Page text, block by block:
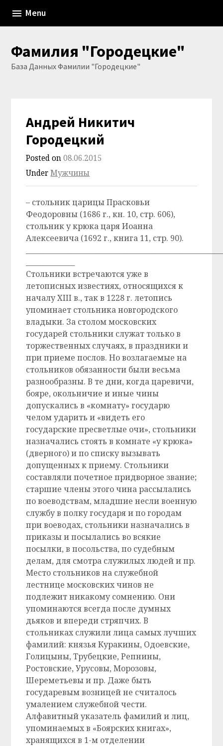
content
Menu
Фамилия "Городецкие"
База Данных Фамилии "Городецкие"
Андрей Никитич
Городецкий
Posted on08.06.2015
UnderМужчины
– стольник царицы Прасковьи
Феодоровны (1686 г., кн. 10, стр. 606),
стольник у крюка царя Иоанна
Алексеевича (1692 г., книга 11, стр. 90).
Стольники встречаются уже в
летописных известиях, относящихся к
началу XIII в., так в 1228 г. летопись
упоминает стольника новгородского
владыки. За столом московских
государей стольники служат только в
торжественных случаях, в праздники и
при приеме послов. Но возлагаемые на
стольников обязанности были весьма
разнообразны. В те дни, когда царевичи,
бояре, окольничие и иные чины
допускались в «комнату» государю
челом ударить и «видеть его
государские пресветлые очи», стольники
назначались стоять в комнате «у крюка»
(дверного) и по списку вызывать
допущенных к приему. Стольники
составляли почетное придворное звание;
старшие члены этого чина рассылались
по воеводствам, младшие несли военную
службу в полку государя и по городам
при воеводах, стольники назначались в
приказы и посылались во всякие
посылки, в посольства, по судебным
делам, для смотра служилых людей и пр.
Место стольников на служебной
лестнице московских чинов не
подлежит никакому сомнению. Они
упоминаются всегда после думных
дьяков и впереди стряпчих. В
стольниках служили лица самых лучших
фамилий: князья Куракины, Одоевские,
Голицыны, Трубецкие, Репнины,
Ростовские, Урусовы, Морозовы,
Шереметьевы и пр. Даже быть
государевым возницей не считалось
умалением служебной чести.
Алфавитный указатель фамилий и лиц,
упоминаемых в «Боярских книгах»,
хранящихся в 1-м отделении